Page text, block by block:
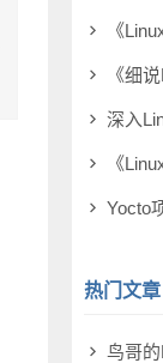
《Linux设
《细说
深入Linux
《Linux内
Yocto项目实
热门文章
鸟哥的